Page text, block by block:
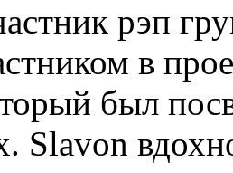
рэп
в
был
Slavon